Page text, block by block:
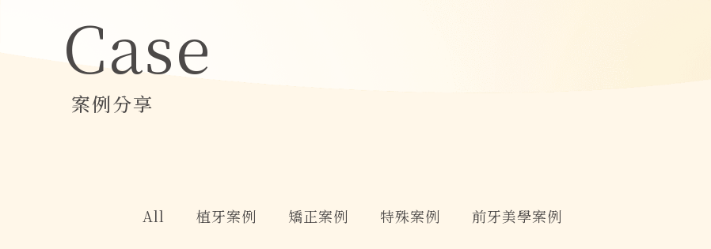
Case
案例分享
All 植牙案例 矯正案例 特殊案例 前牙美學案例